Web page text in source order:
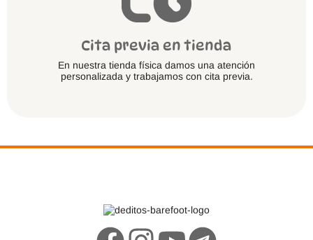
Cita previa en tienda
En nuestra tienda física damos una atención
personalizada y trabajamos con cita previa.